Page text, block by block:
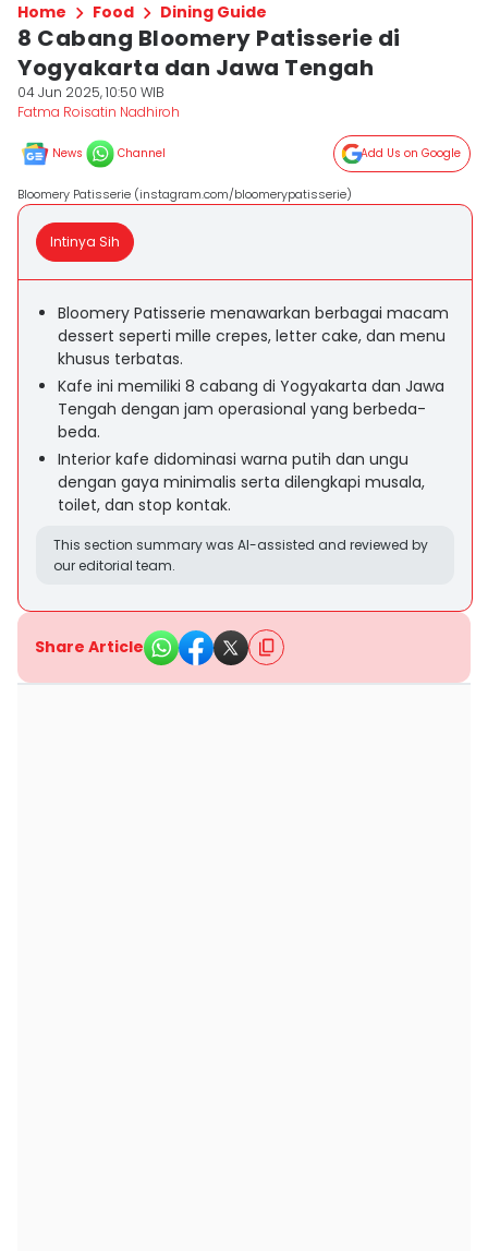
Home Food Dining Guide
8 Cabang Bloomery Patisserie di
Yogyakarta dan Jawa Tengah
04 Jun 2025, 10:50 WIB
Fatma Roisatin Nadhiroh
News Channel Add Us on Google
Bloomery Patisserie (instagram.com/bloomerypatisserie)
Intinya Sih
Bloomery Patisserie menawarkan berbagai macam
dessert seperti mille crepes, letter cake, dan menu
khusus terbatas.
Kafe ini memiliki 8 cabang di Yogyakarta dan Jawa
Tengah dengan jam operasional yang berbeda-
beda.
Interior kafe didominasi warna putih dan ungu
dengan gaya minimalis serta dilengkapi musala,
toilet, dan stop kontak.
This section summary was AI-assisted and reviewed by
our editorial team.
Share Article